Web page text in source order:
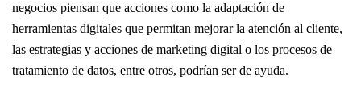
negocios piensan que acciones como la adaptación de
herramientas digitales que permitan mejorar la atención al cliente,
las estrategias y acciones de marketing digital o los procesos de
tratamiento de datos, entre otros, podrían ser de ayuda.